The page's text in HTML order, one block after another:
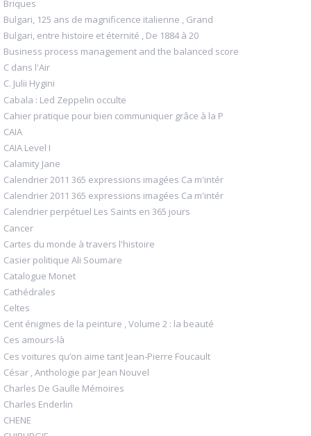
Briques
Bulgari, 125 ans de magnificence italienne , Grand
Bulgari, entre histoire et éternité , De 1884 à 20
Business process management and the balanced score
C dans l'Air
C. Julii Hygini
Cabala : Led Zeppelin occulte
Cahier pratique pour bien communiquer grâce à la P
CAIA
CAIA Level I
Calamity Jane
Calendrier 2011 365 expressions imagées Ca m'intér
Calendrier 2011 365 expressions imagées Ca m'intér
Calendrier perpétuel Les Saints en 365 jours
Cancer
Cartes du monde à travers l'histoire
Casier politique Ali Soumare
Catalogue Monet
Cathédrales
Celtes
Cent énigmes de la peinture , Volume 2 : la beauté
Ces amours-là
Ces voitures qu’on aime tant Jean-Pierre Foucault
César , Anthologie par Jean Nouvel
Charles De Gaulle Mémoires
Charles Enderlin
CHENE